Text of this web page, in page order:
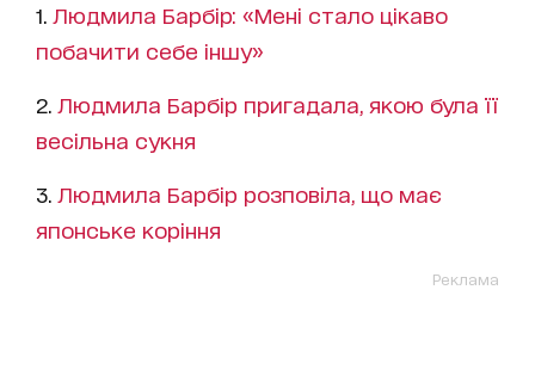
1. Людмила Барбір: «Мені стало цікаво
побачити себе іншу»
2. Людмила Барбір пригадала, якою була її
весільна сукня
3. Людмила Барбір розповіла, що має
японське коріння
Реклама